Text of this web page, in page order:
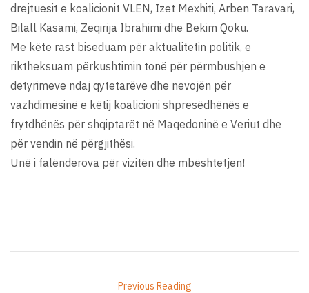
drejtuesit e koalicionit VLEN, Izet Mexhiti, Arben Taravari,
Bilall Kasami, Zeqirija Ibrahimi dhe Bekim Qoku.
Me këtë rast biseduam për aktualitetin politik, e
riktheksuam përkushtimin tonë për përmbushjen e
detyrimeve ndaj qytetarëve dhe nevojën për
vazhdimësinë e këtij koalicioni shpresëdhënës e
frytdhënës për shqiptarët në Maqedoninë e Veriut dhe
për vendin në përgjithësi.
Unë i falënderova për vizitën dhe mbështetjen!
Previous Reading